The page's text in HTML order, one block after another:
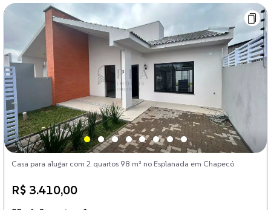
Casa para alugar com 2 quartos 98 m² no Esplanada em Chapecó
R$ 3.410,00